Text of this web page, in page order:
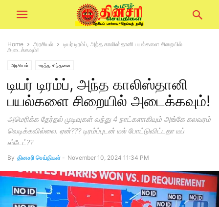
Home அரசியல்
டியர் டிரம்ப், அந்த காலிஸ்தானி பயல்களை சிறையில்
அடைக்கவும்!
அரசியல் உரத்த சிந்தனை
டியர் டிரம்ப், அந்த காலிஸ்தானி
பயல்களை சிறையில் அடைக்கவும்!
அமெரிக்க தேர்தல் முடிவுகள் வந்து 4 நாட்களாகியும் அங்கே கலவரம்
வெடிக்கவில்லை. ஏன்??? டிரம்ப்புடன் டீல் போட்டுவிட்டதா டீப்
ஸ்டேட்??
By தினசரி செய்திகள் - November 10, 2024 11:34 PM